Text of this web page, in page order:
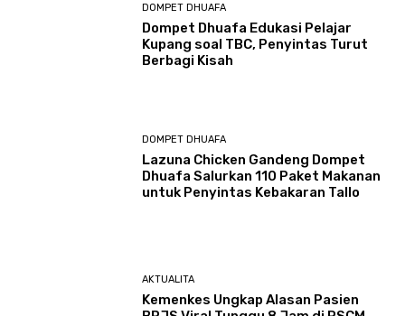
DOMPET DHUAFA
Dompet Dhuafa Edukasi Pelajar
Kupang soal TBC, Penyintas Turut
Berbagi Kisah
DOMPET DHUAFA
Lazuna Chicken Gandeng Dompet
Dhuafa Salurkan 110 Paket Makanan
untuk Penyintas Kebakaran Tallo
AKTUALITA
Kemenkes Ungkap Alasan Pasien